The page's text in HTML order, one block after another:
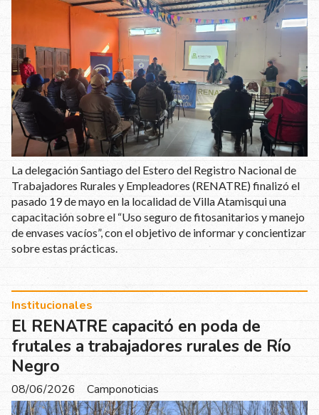
La delegación Santiago del Estero del Registro Nacional de
Trabajadores Rurales y Empleadores (RENATRE) finalizó el
pasado 19 de mayo en la localidad de Villa Atamisqui una
capacitación sobre el “Uso seguro de fitosanitarios y manejo
de envases vacíos”, con el objetivo de informar y concientizar
sobre estas prácticas.
El RENATRE capacitó en poda de
frutales a trabajadores rurales de Río
Negro
Camponoticias
Institucionales
08/06/2026